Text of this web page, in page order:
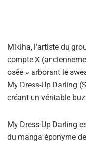
Mikiha, l'artiste du
compte X
osée » arborant le
My Dress-Up Darling
créant un véritable
My Dress-Up Darling
du manga éponyme